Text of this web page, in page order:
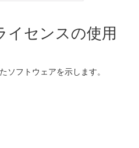
イセンスの使用
ソフトウェアを示します。